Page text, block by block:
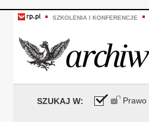
SZKOLENIA I KONFERENCJE
SZUKAJ W: Prawo